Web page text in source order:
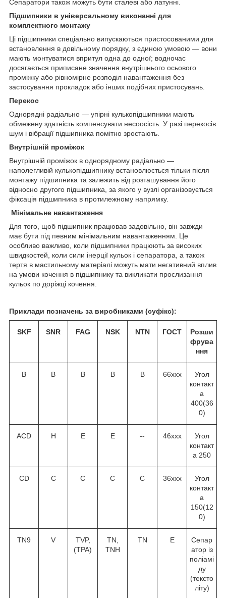
Сепаратори також можуть бути сталеві або латунні.
Підшипники в універсальному виконанні для
комплектного монтажу
Ці підшипники спеціально випускаються пристосованими для
встановлення в довільному порядку, з єдиною умовою — вони
мають монтуватися впритул одна до одної; водночас
досягається приписане значення внутрішнього осьового
проміжку або рівномірне розподіл навантаження без
застосування прокладок або інших подібних пристосувань.
Перекос
Однорядні радіально — упірні кулькопідшипники мають
обмежену здатність компенсувати несоосість. У разі перекосів
шум і вібрації підшипника помітно зростають.
Внутрішній проміжок
Внутрішній проміжок в однорядному радіально —
наполегливій кулькопідшипнику встановлюється тільки після
монтажу підшипника та залежить від розташування його
відносно другого підшипника, за якого у вузлі організовується
фіксація підшипника в протилежному напрямку.
Мінімальне навантаження
Для того, щоб підшипник працював задовільно, він завжди
має бути під певним мінімальним навантаженням. Це
особливо важливо, коли підшипники працюють за високих
швидкостей, коли сили інерції кульок і сепаратора, а також
тертя в мастильному матеріалі можуть мати негативний вплив
на умови кочення в підшипнику та викликати прослизання
кульок по доріжці кочення.
Приклади позначень за виробниками (суфікс):
SKF SNR FAG NSK NTN ГОСТ
Розши
фрува
ння
В В В В В 66ххх
Угол
контакт
а
400(36
0)
ACD H E E -- 46ххх
Угол
контакт
а 250
CD C C C C 36ххх
Угол
контакт
а
150(12
0)
TN9 V
TVP,
(TPA)
TN,
TNH
TN Е
Сепар
атор із
поліамі
ду
(тексто
літу)